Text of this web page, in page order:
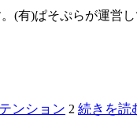
(有)ぱそぷらが運営
ンション 2 続きを読